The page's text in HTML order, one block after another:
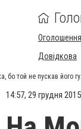
Оголошення
Довідкова
бо той не пускав його
14:57, 29 грудня